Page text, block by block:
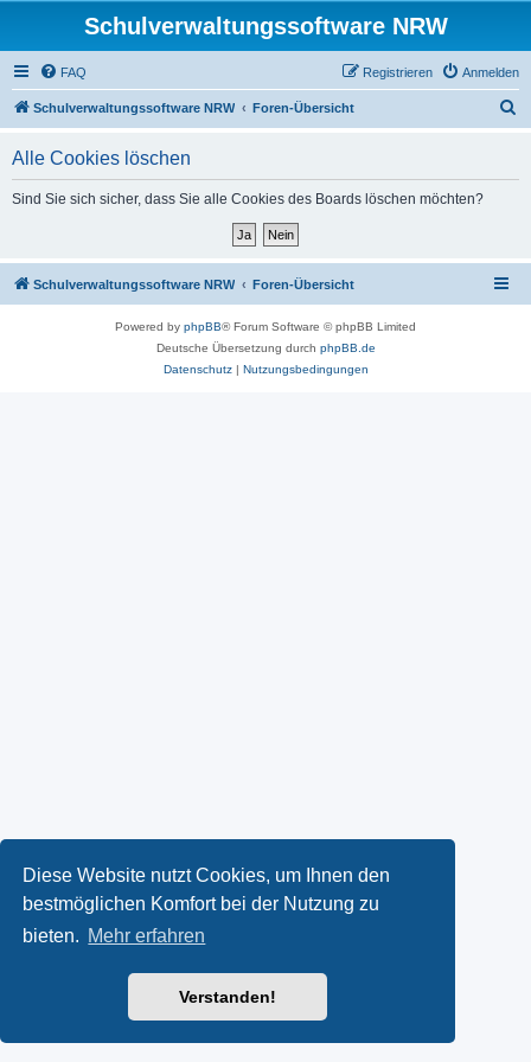
Diese Website nutzt Cookies, um Ihnen den
bestmöglichen Komfort bei der Nutzung zu
bieten. Mehr erfahren
Verstanden!
Schulverwaltungssoftware NRW
FAQ Anmelden
Registrieren
Schulverwaltungssoftware NRW Foren-Übersicht
Alle Cookies löschen
Sind Sie sich sicher, dass Sie alle Cookies des Boards löschen möchten?
Schulverwaltungssoftware NRW Foren-Übersicht
Powered by phpBB® Forum Software © phpBB Limited
Deutsche Übersetzung durch phpBB.de
Datenschutz| Nutzungsbedingungen